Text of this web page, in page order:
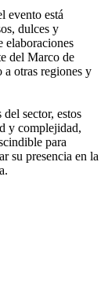
evento está
dulces y
elaboraciones
del Marco de
otras regiones y
sector, estos
y complejidad,
para
su presencia en la